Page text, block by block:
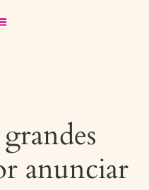
anunciar